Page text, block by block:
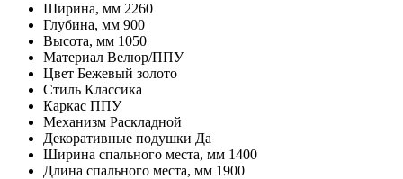
Ширина, мм 2260
Глубина, мм 900
Высота, мм 1050
Материал Велюр/ППУ
Цвет Бежевый золото
Стиль Классика
Каркас ППУ
Механизм Раскладной
Декоративные подушки Да
Ширина спального места, мм 1400
Длина спального места, мм 1900